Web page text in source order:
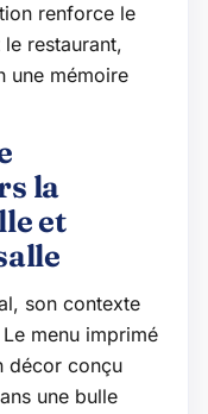
renforce le
restaurant,
une mémoire
la
et
son contexte
menu imprimé
décor conçu
une bulle